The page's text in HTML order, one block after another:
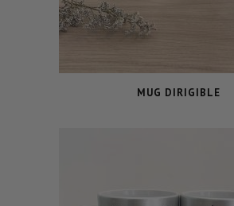
MUG DIRIGIBLE